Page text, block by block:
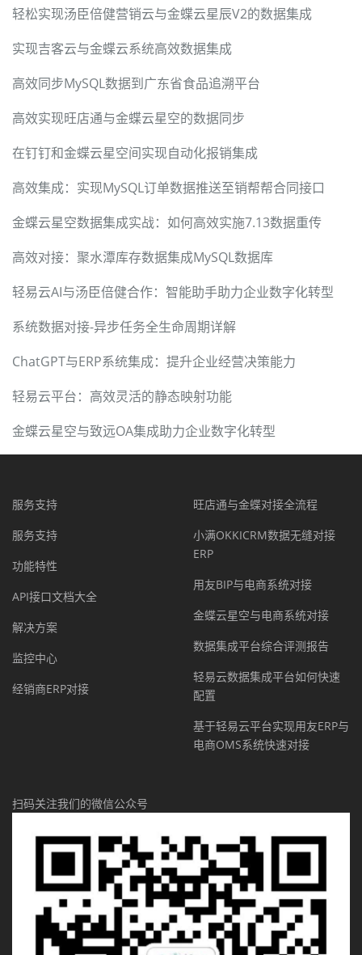
轻松实现汤臣倍健营销云与金蝶云星辰V2的数据集成
实现吉客云与金蝶云系统高效数据集成
高效同步MySQL数据到广东省食品追溯平台
高效实现旺店通与金蝶云星空的数据同步
在钉钉和金蝶云星空间实现自动化报销集成
高效集成：实现MySQL订单数据推送至销帮帮合同接口
金蝶云星空数据集成实战：如何高效实施7.13数据重传
高效对接：聚水潭库存数据集成MySQL数据库
轻易云AI与汤臣倍健合作：智能助手助力企业数字化转型
系统数据对接-异步任务全生命周期详解
ChatGPT与ERP系统集成：提升企业经营决策能力
轻易云平台：高效灵活的静态映射功能
金蝶云星空与致远OA集成助力企业数字化转型
服务支持
服务支持
功能特性
API接口文档大全
解决方案
监控中心
经销商ERP对接
旺店通与金蝶对接全流程
小满OKKICRM数据无缝对接
ERP
用友BIP与电商系统对接
金蝶云星空与电商系统对接
数据集成平台综合评测报告
轻易云数据集成平台如何快速
配置
基于轻易云平台实现用友ERP与
电商OMS系统快速对接
扫码关注我们的微信公众号